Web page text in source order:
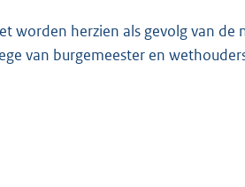
K
b
worden herzien als gevolg van de
van burgemeester en